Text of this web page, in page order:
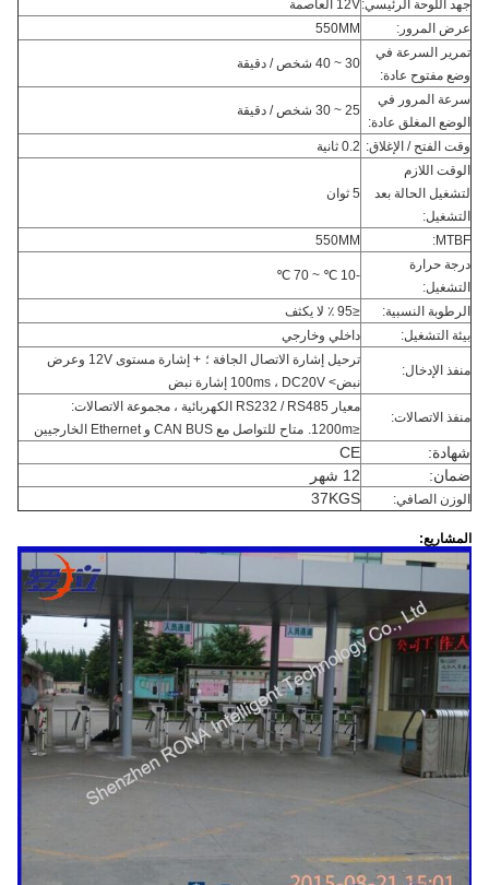
جهد اللوحة الرئيسي:12V العاصمة
عرض المرور:
550MM
تمرير السرعة في
وضع مفتوح عادة:
30 ~ 40 شخص / دقيقة
سرعة المرور في
الوضع المغلق عادة:
25 ~ 30 شخص / دقيقة
وقت الفتح / الإغلاق: 0.2 ثانية
الوقت اللازم
لتشغيل الحالة بعد
التشغيل:
5 ثوان
MTBF:
550MM
درجة حرارة
التشغيل:
-10 ℃ ~ 70 ℃
الرطوبة النسبية:
≤95 ٪ لا يكثف
بيئة التشغيل:
داخلي وخارجي
منفذ الإدخال:
ترحيل إشارة الاتصال الجافة ؛
+ إشارة مستوى 12V وعرض
نبض> 100ms ، DC20V إشارة نبض
منفذ الاتصالات:
معيار RS232 / RS485 الكهربائية ، مجموعة الاتصالات:
≤1200m.
متاح للتواصل مع CAN BUS و Ethernet الخارجيين
شهادة:
CE
ضمان:
12 شهر
الوزن الصافي: 37KGS
المشاريع: